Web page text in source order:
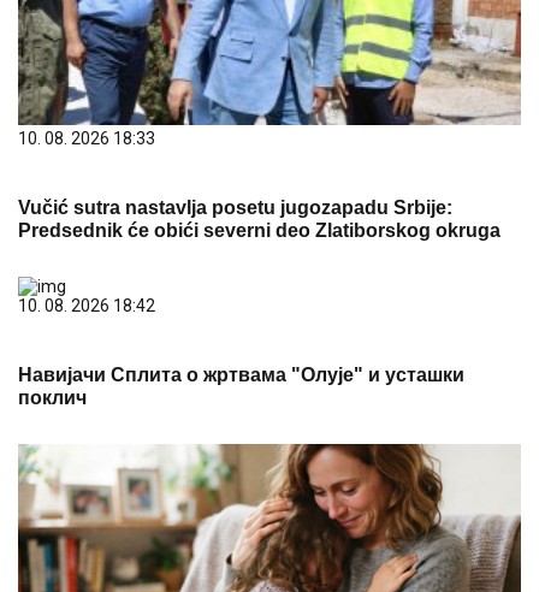
Predsednik će obići severni deo Zlatiborskog okruga
10. 08. 2026 18:42
Навијачи Сплита о жртвама "Олује" и усташки
10. 08. 2026 15:52
„Mama, vaspitačica me tuče, šamara i baca“: Emotivna
ispovest majke o vrtićkom nasilju za portal Mame